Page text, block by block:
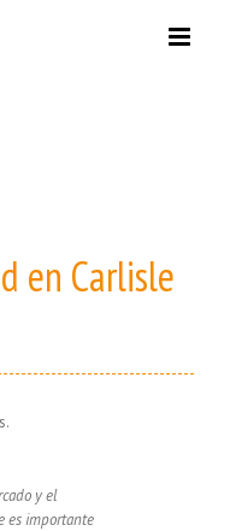
en Carlisle
y el
es importante